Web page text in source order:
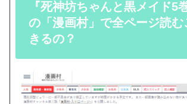
『死神坊ちゃんと黒メイド5
の「漫画村」で全ページ読む
きるの？